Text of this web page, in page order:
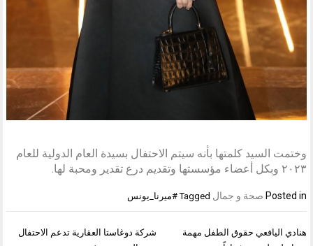
وختمت السيد كلمتها بأنه سيتم الاحتفال بسيدة العام الدولية للعام
۲۰۲۳ وبكل أعضاء مؤسستها وتقديم درع تقدير ومحبة لها.
Posted in صحة و جمال Tagged #ميرنا_يونس
تصفّح
شركة دوغاستا العقارية تدعم الاحتفال
هنادي اليافعي حقوق الطفل مهمة